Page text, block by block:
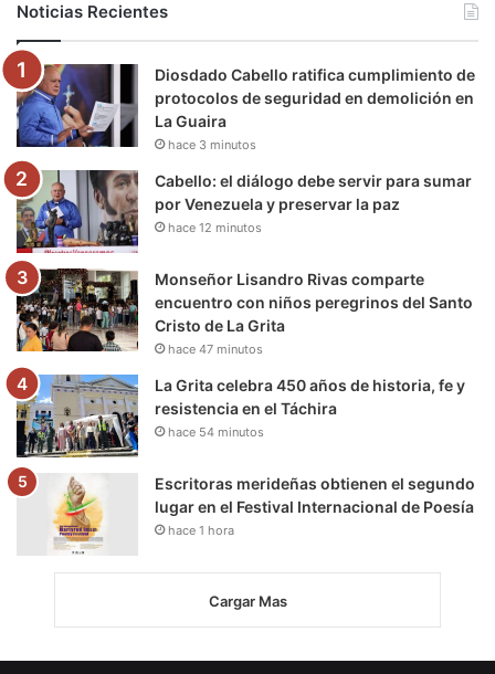
o
k
e
r
b
e
g
r
m
r
a
k
Noticias Recientes
Diosdado Cabello ratifica cumplimiento de
protocolos de seguridad en demolición en
La Guaira
hace 3 minutos
Cabello: el diálogo debe servir para sumar
por Venezuela y preservar la paz
hace 12 minutos
Monseñor Lisandro Rivas comparte
encuentro con niños peregrinos del Santo
Cristo de La Grita
hace 47 minutos
La Grita celebra 450 años de historia, fe y
resistencia en el Táchira
hace 54 minutos
Escritoras merideñas obtienen el segundo
lugar en el Festival Internacional de Poesía
hace 1 hora
Cargar Mas